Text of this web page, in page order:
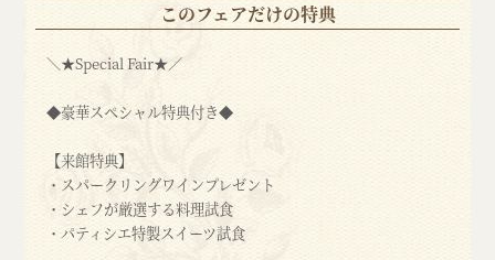
このフェアだけの特典
＼★Special Fair★／
◆豪華スペシャル特典付き◆
【来館特典】
・スパークリングワインプレゼント
・シェフが厳選する料理試食
・パティシエ特製スイーツ試食